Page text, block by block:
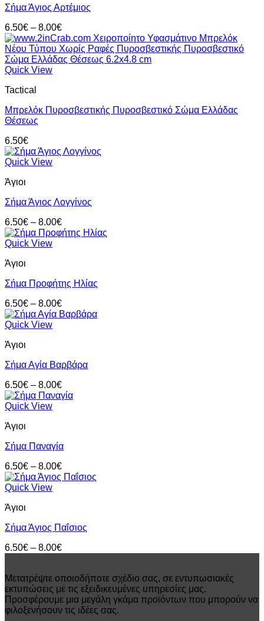
Σήμα Άγιος Αρτέμιος
6.50€ – 8.00€Price
range:
6.50€
through
Quick View
Tactical
Μπρελόκ Πυροσβεστικής Πυροσβεστικό Σώμα Ελλάδας
Θέσεως
6.50€
Quick View
Άγιοι
Σήμα Άγιος Λογγίνος
6.50€ – 8.00€Price
range:
Quick View
Άγιοι
Σήμα Προφήτης Ηλίας
6.50€ – 8.00€Price
range:
Quick View
Άγιοι
Σήμα Αγία Βαρβάρα
6.50€ – 8.00€Price
range:
Quick View
Άγιοι
Σήμα Παναγία
6.50€ – 8.00€Price
range:
Quick View
Άγιοι
Σήμα Άγιος Παΐσιος
6.50€ – 8.00€Price
through
8.00€
Μετατρέψτε οποιοδήποτε σχέδιο σας, σε εντυπωσιακές
εκτυπώσεις με τις εξειδικευμένες υπηρεσίες μας.
Προσφέρουμε μια μεγάλη γκάμα προϊόντων που μπορούν να
φιλοξενήσουν τις ιδέες σας.